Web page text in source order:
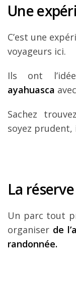
Une
C’est une
voyageurs ici.
Ils ont
ayahuasca
Sachez
soyez prudent,
La
Un parc tout
organiser de
randonnée.